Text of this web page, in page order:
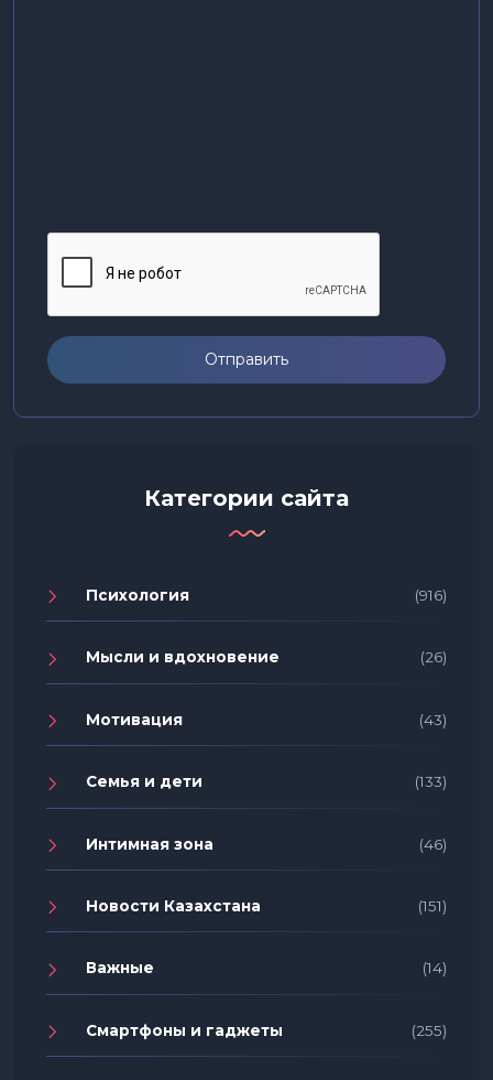
Отправить
Категории сайта
Психология (916)
Мысли и вдохновение (26)
Мотивация (43)
Семья и дети (133)
Интимная зона (46)
Новости Казахстана (151)
Важные (14)
Смартфоны и гаджеты (255)